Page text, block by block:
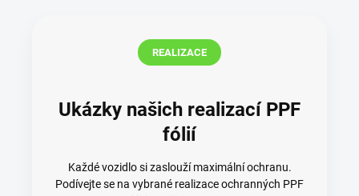
REALIZACE
Ukázky našich realizací PPF
fólií
Každé vozidlo si zaslouží maximální ochranu.
Podívejte se na vybrané realizace ochranných PPF